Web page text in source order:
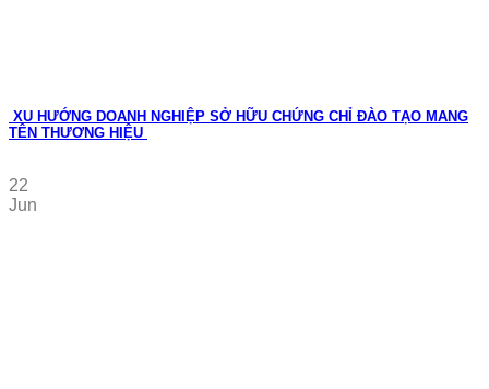
XU HƯỚNG DOANH NGHIỆP SỞ HỮU CHỨNG CHỈ ĐÀO TẠO MANG
TÊN THƯƠNG HIỆU
22
Jun